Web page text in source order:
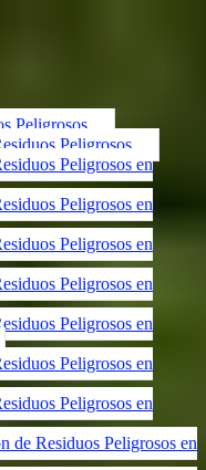
Peligrosos
Peligrosos
Peligrosos en
Peligrosos en
Peligrosos en
Peligrosos en
Peligrosos en
Peligrosos en
Peligrosos en
de Residuos Peligrosos en